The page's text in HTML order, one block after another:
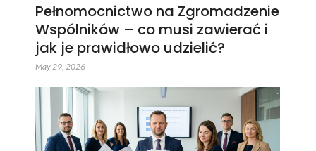
Pełnomocnictwo na Zgromadzenie
Wspólników – co musi zawierać i
jak je prawidłowo udzielić?
May 29, 2026